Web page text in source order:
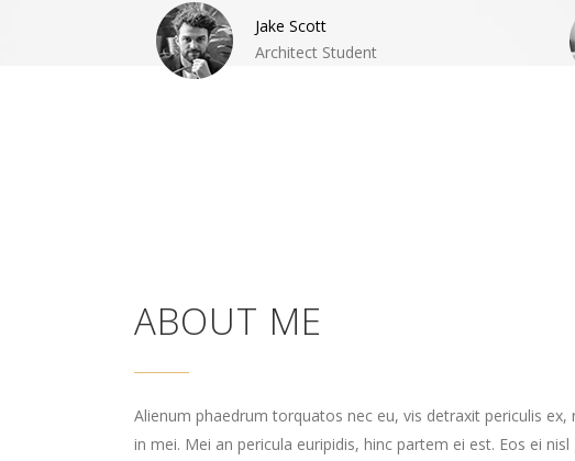
Jake Scott
Architect Student
ABOUT ME
Alienum phaedrum torquatos nec eu, vis detraxit periculis ex,
in mei. Mei an pericula euripidis, hinc partem ei est. Eos ei nisl